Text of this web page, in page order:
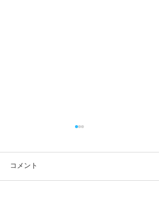
コメント